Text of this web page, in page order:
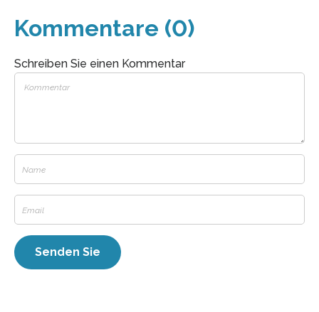
Kommentare (0)
Schreiben Sie einen Kommentar